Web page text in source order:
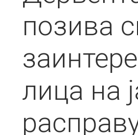
позива
лица на